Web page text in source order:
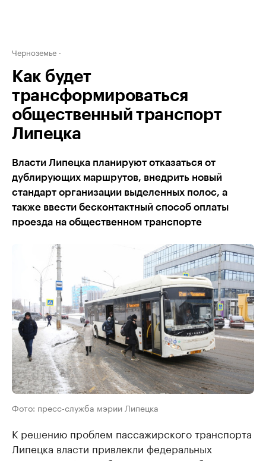
Черноземье
Как будет
трансформироваться
общественный транспорт
Липецка
Власти Липецка планируют отказаться от
дублирующих маршрутов, внедрить новый
стандарт организации выделенных полос, а
также ввести бесконтактный способ оплаты
проезда на общественном транспорте
Фото: пресс-служба мэрии Липецка
К решению проблем пассажирского транспорта
Липецка власти привлекли федеральных